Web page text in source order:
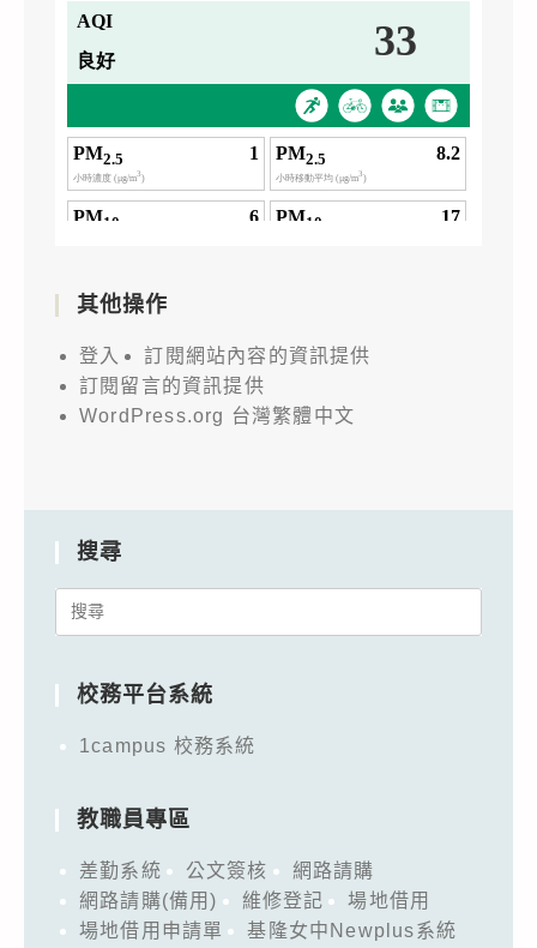
其他操作
登入
訂閱網站內容的資訊提供
訂閱留言的資訊提供
WordPress.org 台灣繁體中文
搜尋
Search
校務平台系統
1campus 校務系統
教職員專區
差勤系統 公文簽核
網路請購
網路請購(備用)
維修登記
場地借用
場地借用申請單
基隆女中Newplus系統